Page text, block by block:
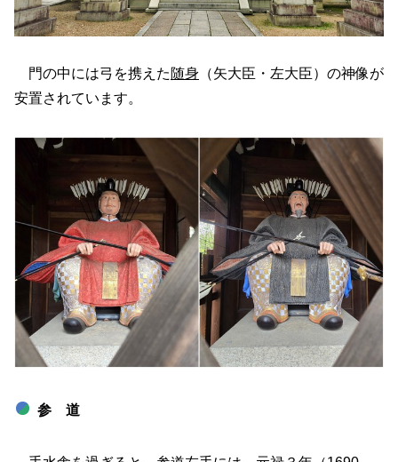
門の中には弓を携えた 随身 （矢大臣・左大臣）の神像が
安置されています。
参 道